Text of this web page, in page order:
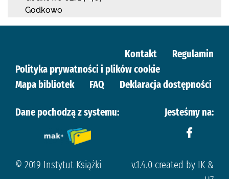
Godkowo
Kontakt
Regulamin
Polityka prywatności i plików cookie
Mapa bibliotek
FAQ Deklaracja dostępności
Dane pochodzą z systemu: Jesteśmy na:
© 2019 Instytut Książki
v.1.4.0 created by IK &